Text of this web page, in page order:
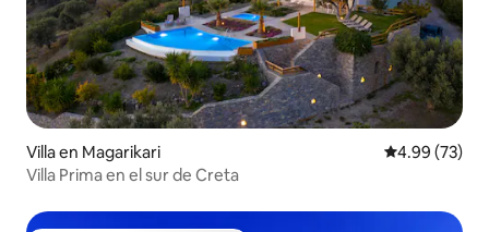
Villa en Magarikari Calificación
4.99 (73)
Villa Prima en el sur de Creta